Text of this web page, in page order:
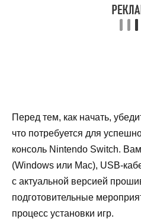
Перед тем, как начать,
что потребуется для
консоль Nintendo Switch.
(Windows или Mac), USB-
с актуальной версией
подготовительные
процесс установки игр.